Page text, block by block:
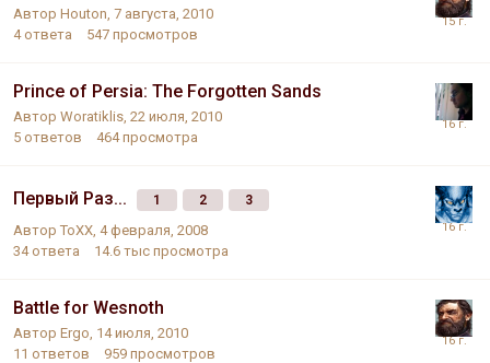
Автор Houton 7 августа, 2010
4 ответа 547 просмотров
Prince of Persia: The Forgotten Sands
Автор Woratiklis 22 июля, 2010
5 ответов 464 просмотра
Первый Раз... 1 2 3
Автор ToXX 4 февраля, 2008
34 ответа 14.6 тыс просмотра
Battle for Wesnoth
Автор Ergo 14 июля, 2010
11 ответов 959 просмотров